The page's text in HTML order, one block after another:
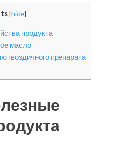
[hide]
продукта
масло
гвоздичного препарата